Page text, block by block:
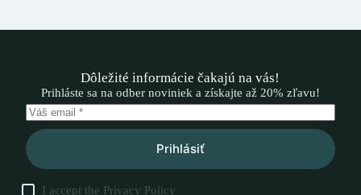
Dôležité informácie čakajú na vás!
Prihláste sa na odber noviniek a získajte až 20% zľavu!
Prihlásiť
I accept the Privacy Policy